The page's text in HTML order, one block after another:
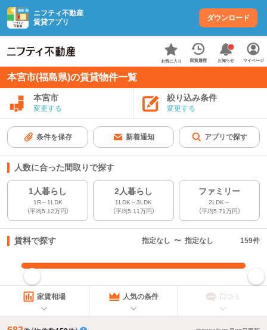
ニフティ不動産
賃貸アプリ
ダウンロード
お気に入り 閲覧履歴 お知らせ マイページ
本宮市(福島県)の賃貸物件一覧
本宮市
変更する
絞り込み条件
変更する
条件を保存 新着通知 アプリで探す
人数に合った間取りで探す
1人暮らし
1R～1LDK
（平均5.12万円）
2人暮らし
1LDK～3LDK
（平均5.11万円）
ファミリー
2LDK～
（平均5.71万円）
賃料で探す 指定なし 〜 指定なし 159件
指定した賃料で絞り込む
家賃相場 人気の条件 口コミ